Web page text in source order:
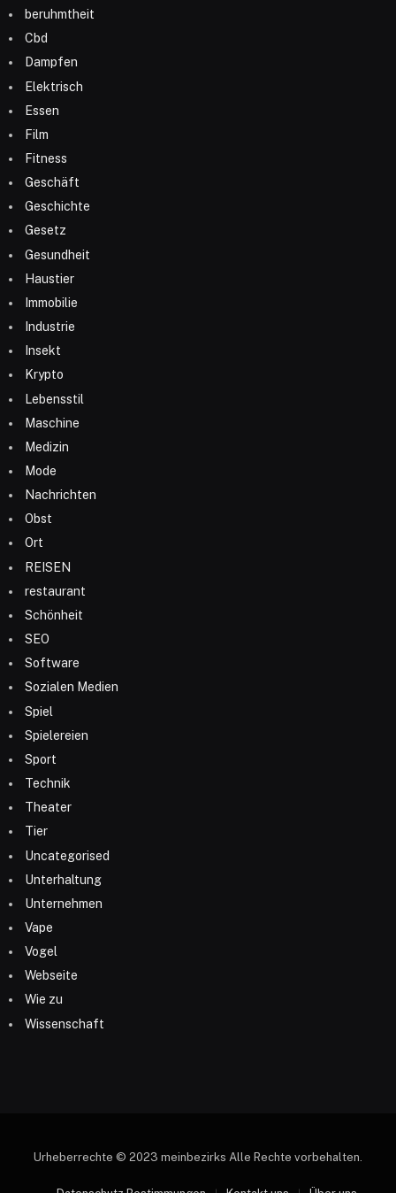
beruhmtheit
Cbd
Dampfen
Elektrisch
Essen
Film
Fitness
Geschäft
Geschichte
Gesetz
Gesundheit
Haustier
Immobilie
Industrie
Insekt
Krypto
Lebensstil
Maschine
Medizin
Mode
Nachrichten
Obst
Ort
REISEN
restaurant
Schönheit
SEO
Software
Sozialen Medien
Spiel
Spielereien
Sport
Technik
Theater
Tier
Uncategorised
Unterhaltung
Unternehmen
Vape
Vogel
Webseite
Wie zu
Wissenschaft
Urheberrechte © 2023 meinbezirks Alle Rechte vorbehalten.